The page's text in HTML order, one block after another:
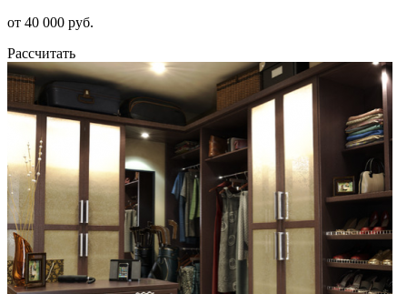
от 40 000 руб.
Рассчитать